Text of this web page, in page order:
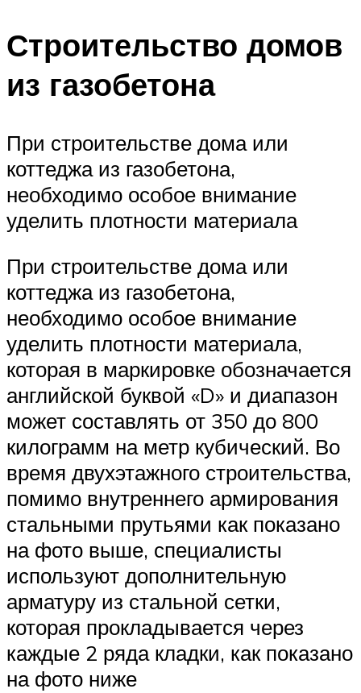
Строительство домов
из газобетона
При строительстве дома или
коттеджа из газобетона,
необходимо особое внимание
уделить плотности материала
При строительстве дома или
коттеджа из газобетона,
необходимо особое внимание
уделить плотности материала,
которая в маркировке обозначается
английской буквой «D» и диапазон
может составлять от 350 до 800
килограмм на метр кубический. Во
время двухэтажного строительства,
помимо внутреннего армирования
стальными прутьями как показано
на фото выше, специалисты
используют дополнительную
арматуру из стальной сетки,
которая прокладывается через
каждые 2 ряда кладки, как показано
на фото ниже